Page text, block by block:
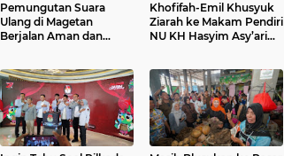
Pemungutan Suara
Ulang di Magetan
Berjalan Aman dan
Khofifah-Emil Khusyuk
Ziarah ke Makam Pendiri
NU KH Hasyim Asy’ari